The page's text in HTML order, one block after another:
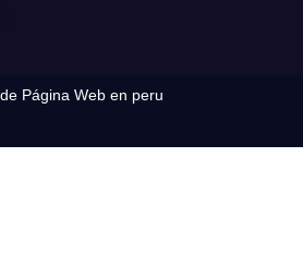
Página Web en peru